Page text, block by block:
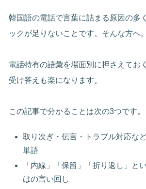
韓国語の電話で言葉に詰まる原因の多
ックが足りないことです。そんな方へ。
電話特有の語彙を場面別に押さえてお
受け答えも楽になります。
この記事で分かることは次の3つです。
取り次ぎ・伝言・トラブル対応な
単語
「内線」「保留」「折り返し」と
はの言い回し